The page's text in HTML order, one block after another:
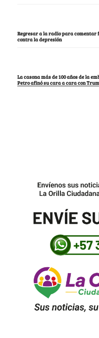
Regresar a la radio para
contra la depresión
La casona más de 100 años de la
Petro afinó su cara a cara con